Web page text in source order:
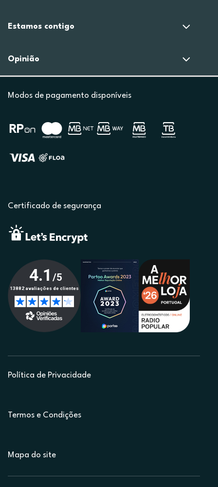
Estamos contigo
Opinião
Modos de pagamento disponíveis
Certificado de segurança
Política de Privacidade
Termos e Condições
Mapa do site